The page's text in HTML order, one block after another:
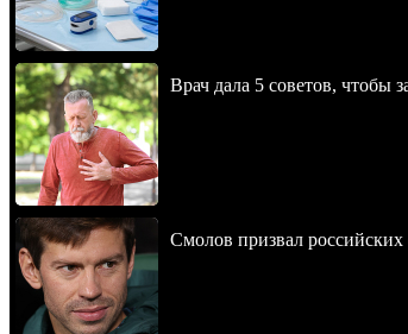
Врач дала 5 советов, чтобы
Смолов призвал